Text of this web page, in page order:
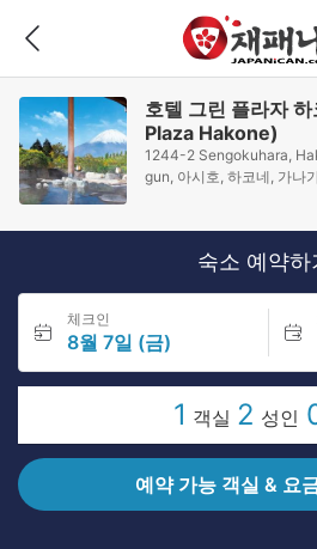
호텔 그린 플라자
Plaza Hakone)
1244-2 Sengokuhara,
gun, 아시호, 하코네, 가나
숙소 예약하
체크인
8월 7일 (금)
1 객실 2 성인
예약 가능 객실 & 요